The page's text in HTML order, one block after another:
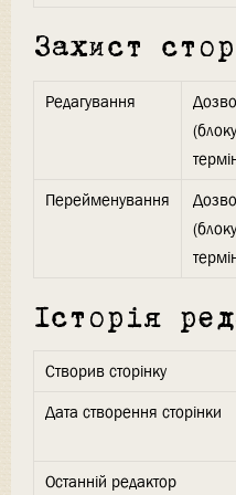
Захист
Редагування
Перейменування
Історія
Створив сторінку
Дата створення сторінки
Останній редактор